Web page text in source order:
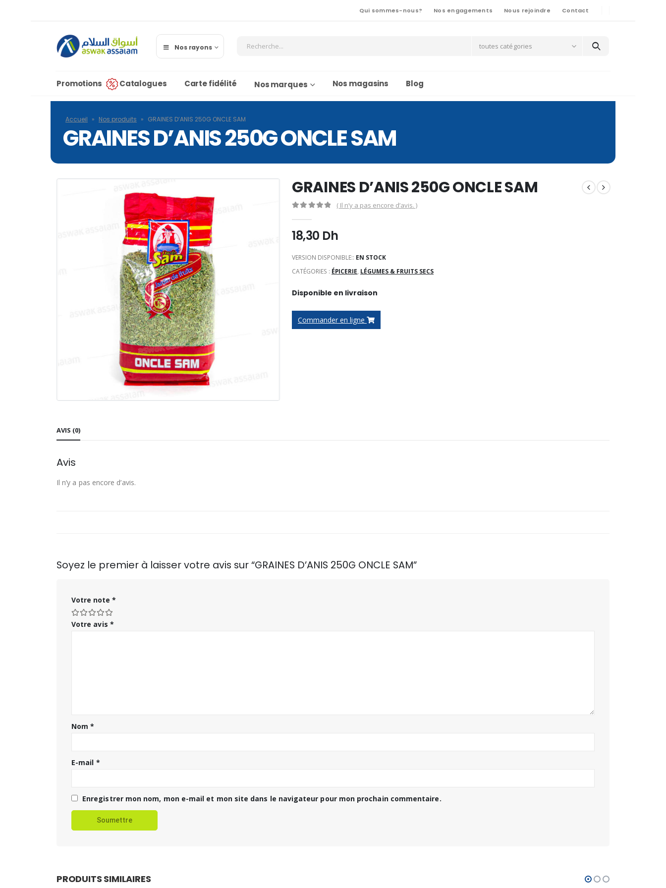
Qui sommes-nous? Nos engagements Nous rejoindre Contact
Nos rayons toutes catégories
Promotions Catalogues Carte fidélité Nos marques Nos magasins Blog
Accueil » Nos produits » GRAINES D’ANIS 250G ONCLE SAM
GRAINES D’ANIS 250G ONCLE SAM
GRAINES D’ANIS 250G ONCLE SAM
( Il n’y a pas encore d’avis. )
18,30 Dh
VERSION DISPONIBLE:: EN STOCK
CATÉGORIES : ÉPICERIE, LÉGUMES & FRUITS SECS
Disponible en livraison
Commander en ligne
AVIS (0)
Avis
Il n’y a pas encore d’avis.
Soyez le premier à laisser votre avis sur “GRAINES D’ANIS 250G ONCLE SAM”
Votre note *
Votre avis *
Nom*
E-mail *
Enregistrer mon nom, mon e-mail et mon site dans le navigateur pour mon prochain commentaire.
PRODUITS SIMILAIRES